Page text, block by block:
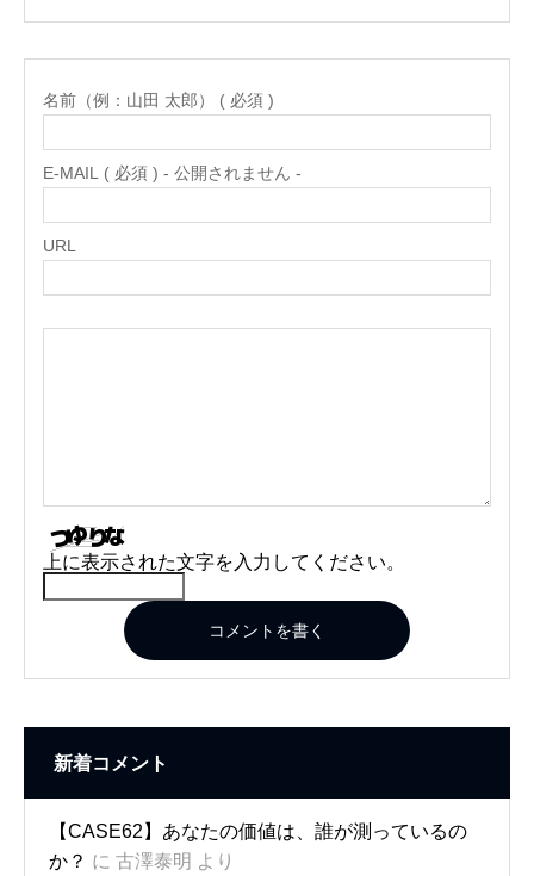
名前（例：山田 太郎） ( 必須 )
E-MAIL ( 必須 ) - 公開されません -
URL
上に表示された文字を入力してください。
コメントを書く
新着コメント
【CASE62】あなたの価値は、誰が測っているの
か？ に 古澤泰明 より